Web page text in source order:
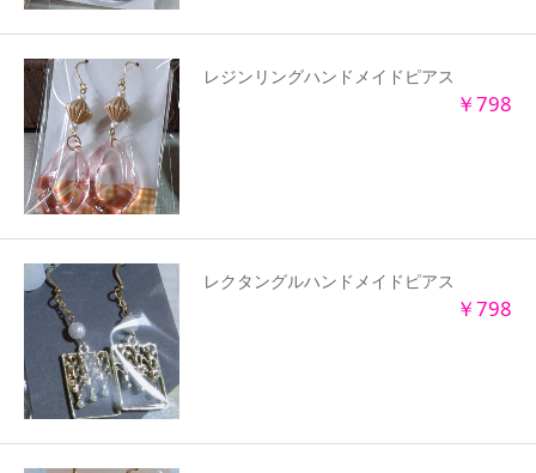
レジンリングハンドメイドピアス
￥798
レクタングルハンドメイドピアス
￥798